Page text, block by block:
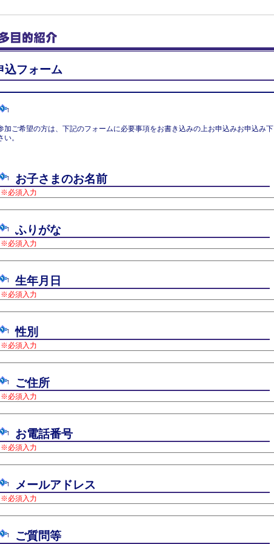
込フォーム
加ご希望の方は、下記のフォームに必要事項をお書き込みの上お申込みお申込み下
い。
お子さまのお名前
※必須入力
ふりがな
※必須入力
生年月日
※必須入力
性別
※必須入力
ご住所
※必須入力
お電話番号
※必須入力
メールアドレス
※必須入力
ご質問等